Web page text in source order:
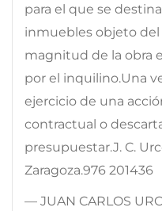
para el que se
inmuebles objeto del
magnitud de la obra
por el inquilino.Una
ejercicio de una
contractual o
presupuestar.J. C.
Zaragoza.976 201436
— JUAN CARLOS